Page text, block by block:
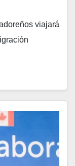
viajará